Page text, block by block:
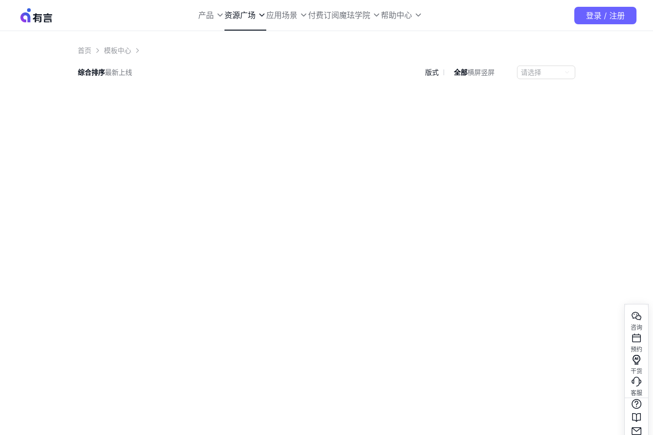
首页 模板中心
综合排序最新上线 版式 全部横屏竖屏 请选择
产品 资源广场 应用场景 付费订阅魔珐学院 帮助中心 登录 / 注册
咨询
预约
干货
客服